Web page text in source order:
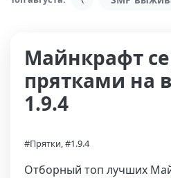
Майнкрафт
прятками на
1.9.4
#Прятки, #1.9.4
Отборный топ лучших